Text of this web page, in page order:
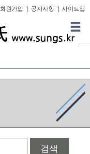
회원가입 공지사항 사이트맵
검색